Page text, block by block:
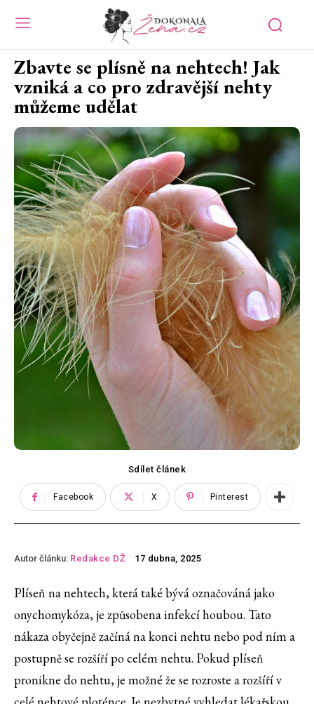
Zbavte se plísně na nehtech! Jak
vzniká a co pro zdravější nehty
můžeme udělat
Sdílet článek
Facebook X Pinterest
Autor článku: Redakce DŽ 17 dubna, 2025
Plíseň na nehtech, která také bývá označováná jako
onychomykóza, je způsobena infekcí houbou. Tato
nákaza obyčejně začíná na konci nehtu nebo pod ním a
postupně se rozšíří po celém nehtu. Pokud plíseň
pronikne do nehtu, je možné že se rozroste a rozšíří v